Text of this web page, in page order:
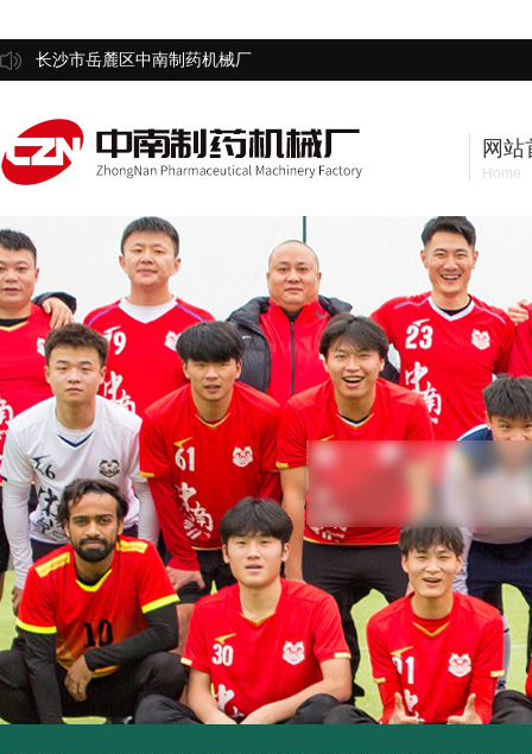
长沙市岳麓区中南制药机械厂
网站
Home